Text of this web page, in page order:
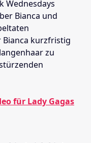
Wednesdays
Bianca und
kurzfristig
zu
für Lady Gagas